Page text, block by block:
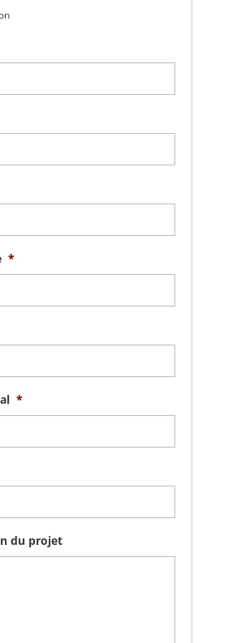
*
*
du projet